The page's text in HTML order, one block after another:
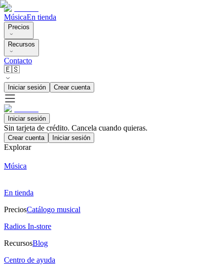
MúsicaEn tienda
Precios
Recursos
Contacto
🇪🇸
Iniciar sesión Crear cuenta
Iniciar sesión
Sin tarjeta de crédito. Cancela cuando quieras.
Crear cuenta Iniciar sesión
Explorar
Música
En tienda
PreciosCatálogo musical
Radios In-store
RecursosBlog
Centro de ayuda